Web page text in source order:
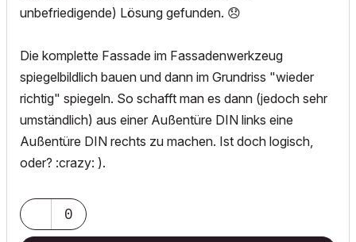
unbefriedigende) Lösung gefunden. 😞
Die komplette Fassade im Fassadenwerkzeug
spiegelbildlich bauen und dann im Grundriss "wieder
richtig" spiegeln. So schafft man es dann (jedoch sehr
umständlich) aus einer Außentüre DIN links eine
Außentüre DIN rechts zu machen. Ist doch logisch,
oder? :crazy: ).
0